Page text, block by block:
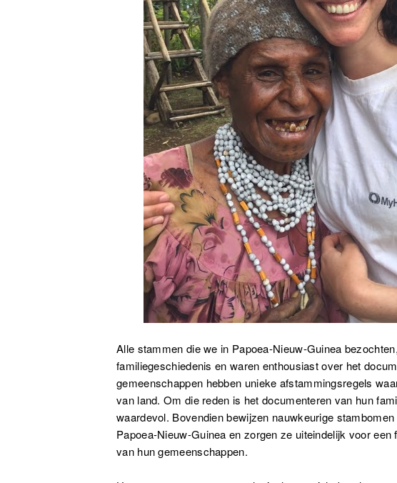
Alle stammen die we in Papoea-Nieuw-Guinea
familiegeschiedenis en waren enthousiast over het
gemeenschappen hebben unieke afstammingsregels
van land. Om die reden is het documenteren van hun
waardevol. Bovendien bewijzen nauwkeurige
Papoea-Nieuw-Guinea en zorgen ze uiteindelijk voor
van hun gemeenschappen.